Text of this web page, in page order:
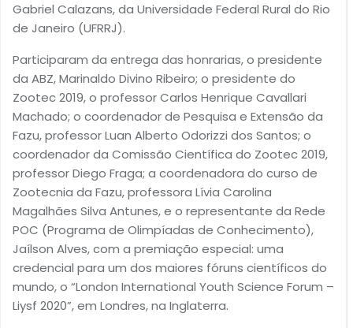
Gabriel Calazans, da Universidade Federal Rural do Rio
de Janeiro (UFRRJ).
Participaram da entrega das honrarias, o presidente
da ABZ, Marinaldo Divino Ribeiro; o presidente do
Zootec 2019, o professor Carlos Henrique Cavallari
Machado; o coordenador de Pesquisa e Extensão da
Fazu, professor Luan Alberto Odorizzi dos Santos; o
coordenador da Comissão Científica do Zootec 2019,
professor Diego Fraga; a coordenadora do curso de
Zootecnia da Fazu, professora Lívia Carolina
Magalhães Silva Antunes, e o representante da Rede
POC (Programa de Olimpíadas de Conhecimento),
Jaílson Alves, com a premiação especial: uma
credencial para um dos maiores fóruns científicos do
mundo, o “London International Youth Science Forum –
Liysf 2020”, em Londres, na Inglaterra.